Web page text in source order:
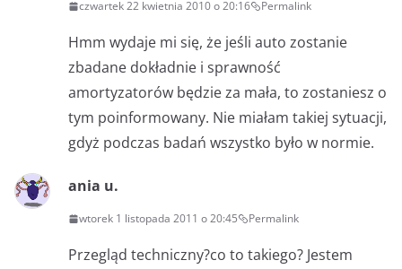
czwartek 22 kwietnia 2010 o 20:16 Permalink
Hmm wydaje mi się, że jeśli auto zostanie
zbadane dokładnie i sprawność
amortyzatorów będzie za mała, to zostaniesz o
tym poinformowany. Nie miałam takiej sytuacji,
gdyż podczas badań wszystko było w normie.
ania u.
wtorek 1 listopada 2011 o 20:45 Permalink
Przegląd techniczny?co to takiego? Jestem